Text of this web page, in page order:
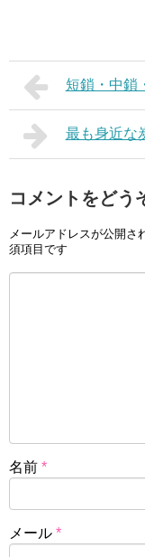
短鎖・中鎖
最も身近な
コメントをどう
メールアドレスが公開さ
須項目です
名前 *
メール *